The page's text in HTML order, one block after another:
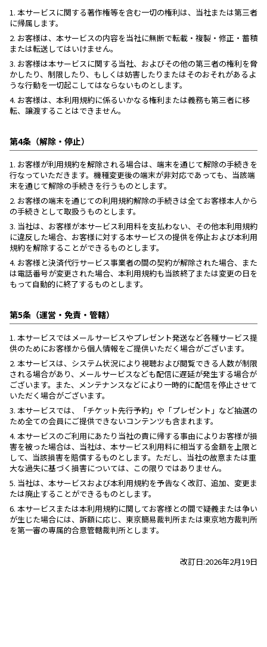
1. 本サービスに関する著作権等を含む一切の権利は、当社または第三者
に帰属します。
2. お客様は、本サービスの内容を当社に無断で転載・複製・修正・蓄積
または転送してはいけません。
3. お客様は本サービスに関する当社、およびその他の第三者の権利を脅
かしたり、制限したり、もしくは妨害したりまたはそのおそれがあるよ
うな行動を一切起こしてはならないものとします。
4. お客様は、本利用規約に係るいかなる権利または義務も第三者に移
転、譲渡することはできません。
第4条（解除・停止）
1. お客様が利用規約を解除される場合は、端末を通じて解除の手続きを
行なっていただきます。機種変更後の端末が非対応であっても、当該端
末を通じて解除の手続きを行うものとします。
2. お客様の端末を通じての利用規約解除の手続きは全てお客様本人から
の手続きとして取扱うものとします。
3. 当社は、お客様が本サービス利用料を支払わない、その他本利用規約
に違反した場合、お客様に対する本サービスの提供を停止および本利用
規約を解除することができるものとします。
4. お客様と決済代行サービス事業者の間の契約が解除された場合、また
は電話番号が変更された場合、本利用規約も当該終了または変更の日を
もって自動的に終了するものとします。
第5条（運営・免責・管轄）
1. 本サービスではメールサービスやプレゼント発送など各種サービス提
供のためにお客様から個人情報をご提供いただく場合がございます。
2. 本サービスは、システム状況により視聴および閲覧できる人数が制限
される場合があり、メールサービスなども配信に遅延が発生する場合が
ございます。また、メンテナンスなどにより一時的に配信を停止させて
いただく場合がございます。
3. 本サービスでは、「チケット先行予約」や「プレゼント」など抽選の
ため全ての会員にご提供できないコンテンツも含まれます。
4. 本サービスのご利用にあたり当社の責に帰する事由によりお客様が損
害を被った場合は、当社は、本サービス利用料に相当する金額を上限と
して、当該損害を賠償するものとします。ただし、当社の故意または重
大な過失に基づく損害については、この限りではありません。
5. 当社は、本サービスおよび本利用規約を予告なく改訂、追加、変更ま
たは廃止することができるものとします。
6. 本サービスまたは本利用規約に関してお客様との間で疑義または争い
が生じた場合には、訴額に応じ、東京簡易裁判所または東京地方裁判所
を第一審の専属的合意管轄裁判所とします。
改訂日:2026年2月19日